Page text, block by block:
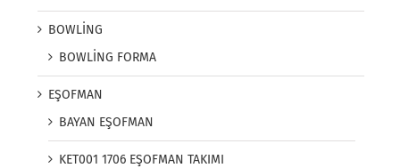
BOWLİNG
BOWLİNG FORMA
EŞOFMAN
BAYAN EŞOFMAN
KET001 1706 EŞOFMAN TAKIMI